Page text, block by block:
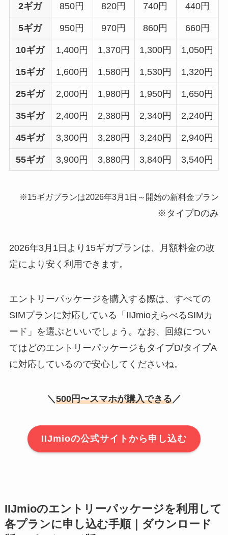
2ギガ 850円 820円 740円 440円
5ギガ 950円 970円 860円 660円
10ギガ 1,400円 1,370円 1,300円 1,050円
15ギガ 1,600円 1,580円 1,530円 1,320円
25ギガ 2,000円 1,980円 1,950円 1,650円
35ギガ 2,400円 2,380円 2,340円 2,240円
45ギガ 3,300円 3,280円 3,240円 2,940円
55ギガ 3,900円 3,880円 3,840円 3,540円
※15ギガプランは2026年3月1日～開始の新料金プラン
※タイプDのみ
2026年3月1日より15ギガプランは、月額料金の改
定により安く利用できます。
エントリーパッケージを購入する際は、すべての
SIMプランに対応している「IIJmioえらべるSIMカ
ード」を選ぶといいでしょう。なお、回線につい
てはどのエントリーパッケージもタイプD/タイプA
に対応しているので安心してくださいね。
＼ 500円〜スマホが購入できる／
IIJmioの公式サイトから申し込む
IIJmioのエントリーパッケージを利用して
各プランに申し込む手順｜ダウンロード